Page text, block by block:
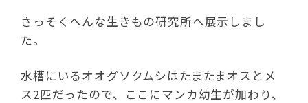
さっそくへんな生きもの研究所へ展示しまし
た。
水槽にいるオオグソクムシはたまたまオスとメ
ス2匹だったので、ここにマンカ幼生が加わり、